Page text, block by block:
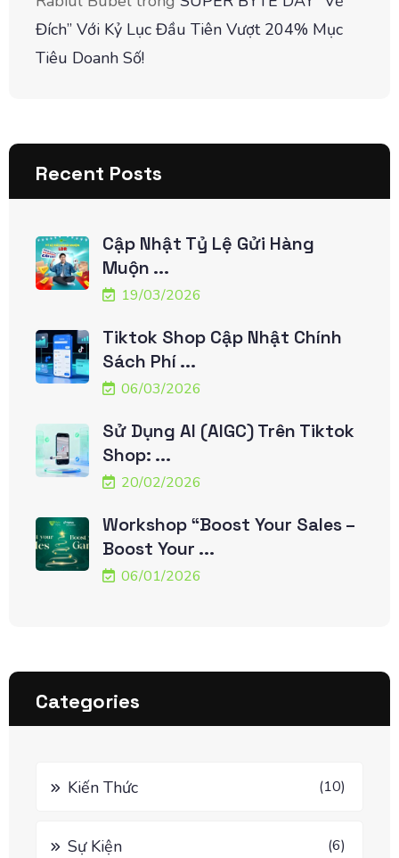
Đích” Với Kỷ Lục Đầu Tiên Vượt 204% Mục
Tiêu Doanh Số!
Recent Posts
Cập Nhật Tỷ Lệ Gửi Hàng
Muộn ...
19/03/2026
Tiktok Shop Cập Nhật Chính
Sách Phí ...
06/03/2026
Sử Dụng AI (AIGC) Trên Tiktok
Shop: ...
20/02/2026
Workshop “Boost Your Sales –
Boost Your ...
06/01/2026
Categories
Kiến Thức (10)
Sự Kiện (6)